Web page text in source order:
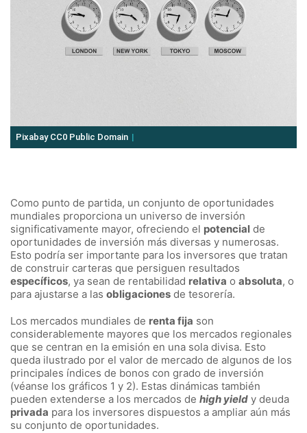
Pixabay CC0 Public Domain
Como punto de partida, un conjunto de oportunidades
mundiales proporciona un universo de inversión
significativamente mayor, ofreciendo el potencial de
oportunidades de inversión más diversas y numerosas.
Esto podría ser importante para los inversores que tratan
de construir carteras que persiguen resultados
específicos, ya sean de rentabilidad relativa o absoluta, o
para ajustarse a las obligaciones de tesorería.
Los mercados mundiales de renta fija son
considerablemente mayores que los mercados regionales
que se centran en la emisión en una sola divisa. Esto
queda ilustrado por el valor de mercado de algunos de los
principales índices de bonos con grado de inversión
(véanse los gráficos 1 y 2). Estas dinámicas también
pueden extenderse a los mercados de high yield y deuda
privada para los inversores dispuestos a ampliar aún más
su conjunto de oportunidades.